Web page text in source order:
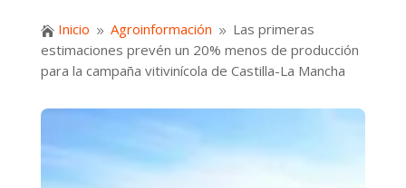
 Inicio 9 Agroinformación 9 Las primeras
estimaciones prevén un 20% menos de producción
para la campaña vitivinícola de Castilla-La Mancha